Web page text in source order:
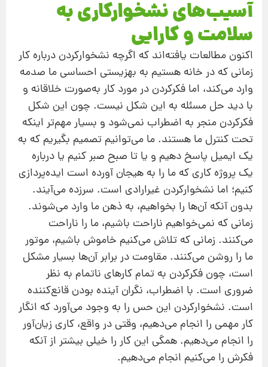
آسیب‌های نشخوارکاری به
سلامت و کارایی
اکنون مطالعات یافته‌اند که اگرچه نشخوارکردن درباره کار
زمانی که در خانه هستیم به بهزیستی احساسی ما صدمه
وارد می‌کند، اما فکرکردن در مورد کار به‌صورت خلاقانه و
با دید حل مسئله به این شکل نیست. چون این شکل
فکرکردن منجر به اضطراب نمی‌شود و بسیار مهم‌تر اینکه
تحت کنترل ما هستند. ما می‌توانیم تصمیم بگیریم که به
یک ایمیل پاسخ دهیم و یا تا صبح صبر کنیم یا درباره
یک پروژه کاری که ما را به هیجان آورده است ایده‌پردازی
کنیم؛ اما نشخوارکردن غیرارادی است. سرزده می‌آیند.
بدون آنکه آن‌ها را بخواهیم، به ذهن ما وارد می‌شوند.
زمانی که نمی‌خواهیم ناراحت باشیم، ما را ناراحت
می‌کنند. زمانی که تلاش می‌کنیم خاموش باشیم، موتور
ما را روشن می‌کنند. مقاومت در برابر آن‌ها بسیار مشکل
است، چون فکرکردن به تمام کارهای ناتمام به نظر
ضروری است. با اضطراب، نگران آینده بودن قانع‌کننده
است. نشخوارکردن این حس را به وجود می‌آورد که انگار
کار مهمی را انجام می‌دهیم، وقتی در واقع، کاری زیان‌آور
را انجام می‌دهیم. همگی این کار را خیلی بیشتر از آنکه
فکرش را می‌کنیم انجام می‌دهیم.